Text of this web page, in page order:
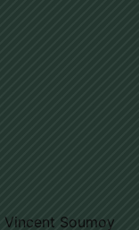
Vincent Soumoy